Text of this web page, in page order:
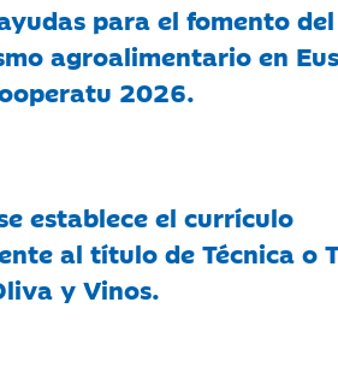
para el fomento del
agroalimentario en
2026.
establece el currículo
al título de Técnica o
y Vinos.